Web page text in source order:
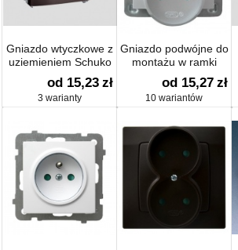
Gniazdo wtyczkowe z
uziemieniem Schuko
(moduł)
od 15,23 zł
3 warianty
Gniazdo podwójne do
montażu w ramki
od 15,27 zł
10 wariantów